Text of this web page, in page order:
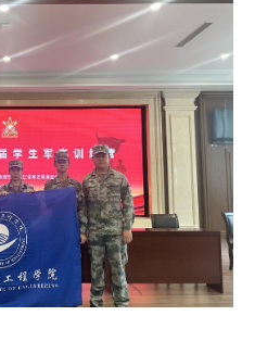
，并获评大赛“优秀组织奖”，与
高校同台获此殊荣，实现获奖数量
赛以来最好成绩。​本次大赛由黑龙
高等学校创新创...